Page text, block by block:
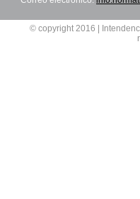
© copyright 2016 |